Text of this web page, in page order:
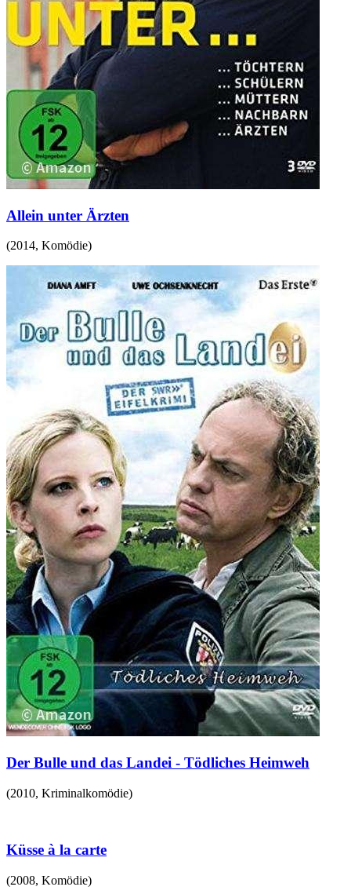
Allein unter Ärzten
(2014, Komödie)
Der Bulle und das Landei - Tödliches Heimweh
(2010, Kriminalkomödie)
Küsse à la carte
(2008, Komödie)